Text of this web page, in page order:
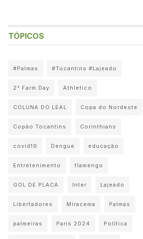
TÓPICOS
#Palmas #Tocantins #Lajeado
2° Farm Day Athletico
COLUNA DO LEAL Copa do Nordeste
Copão Tocantins Corinthians
covid19 Dengue educação
Entretenimento flamengo
GOL DE PLACA Inter Lajeado
Libertadores Miracema Palmas
palmeiras Paris 2024 Política